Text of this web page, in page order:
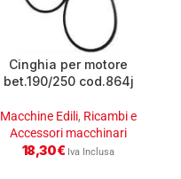
Cinghia per motore
bet.190/250 cod.864j
Macchine Edili, Ricambi e
Accessori macchinari
18,30€ Iva Inclusa